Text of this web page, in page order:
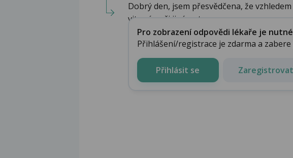
Dobrý den, jsem přesvědčena, že
vitamíny, či jiné potrav...
Pro zobrazení odpovědi lékaře je
Přihlášení/registrace je zdarma a
Přihlásit se Zaregistrovat